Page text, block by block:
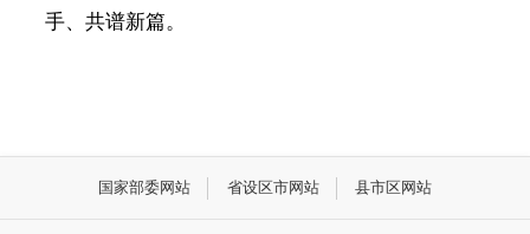
手、共谱新篇。
国家部委网站 省设区市网站 县市区网站